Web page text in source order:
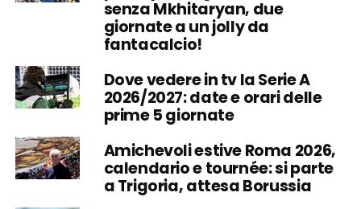
senza Mkhitaryan, due
giornate a un jolly da
fantacalcio!
Dove vedere in tv la Serie A
2026/2027: date e orari delle
prime 5 giornate
Amichevoli estive Roma 2026,
calendario e tournée: si parte
a Trigoria, attesa Borussia